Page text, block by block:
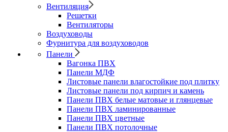
Вентиляция
Решетки
Вентиляторы
Воздуховоды
Фурнитура для воздуховодов
Панели
Вагонка ПВХ
Панели МДФ
Листовые панели влагостойкие под плитку
Листовые панели под кирпич и камень
Панели ПВХ белые матовые и глянцевые
Панели ПВХ ламинированные
Панели ПВХ цветные
Панели ПВХ потолочные